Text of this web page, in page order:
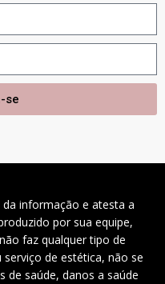
se
informação e atesta a
por sua equipe,
faz qualquer tipo de
de estética, não se
de saúde, danos a saúde